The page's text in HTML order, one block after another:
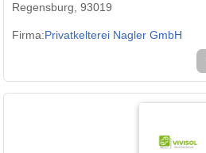
Regensburg, 93019
Firma:Privatkelterei Nagler GmbH